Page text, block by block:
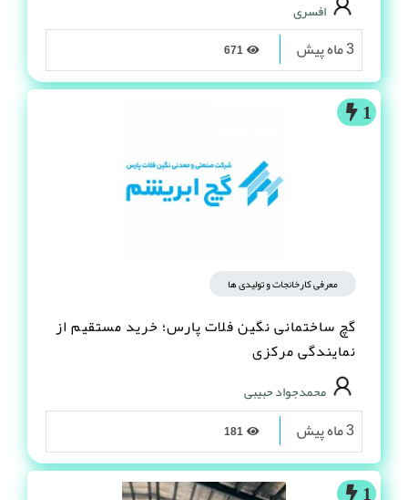
افسری
3 ماه پیش
1
معرفی کارخانجات و تولیدی ها
گچ ساختمانی نگین فلات پارس؛ خرید مستقیم از
نمایندگی مرکزی
محمدجواد حبیبی
3 ماه پیش
1